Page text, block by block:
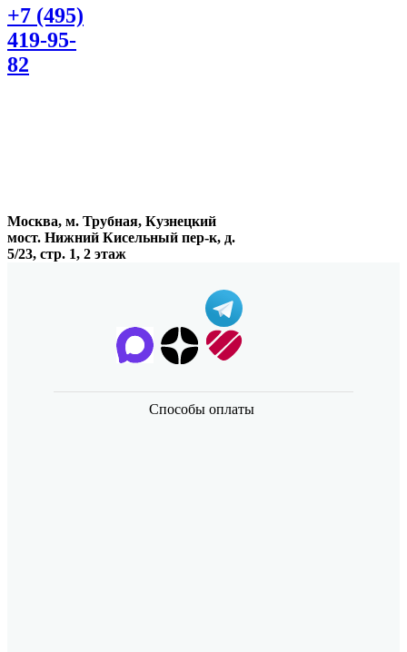
+7 (495)
419-95-
82
Москва, м. Трубная, Кузнецкий
мост. Нижний Кисельный пер-к, д.
5/23, стр. 1, 2 этаж
Способы оплаты